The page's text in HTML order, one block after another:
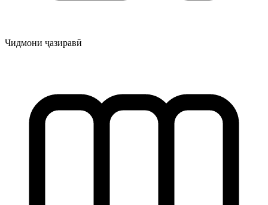
Чидмони ҷазиравӣ